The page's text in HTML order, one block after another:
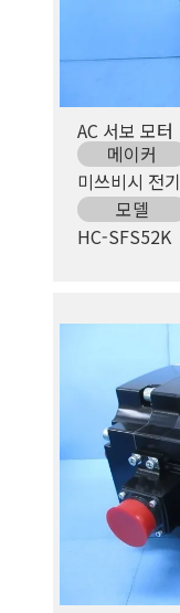
AC 서보 모터
메이커
미쓰비시 전기
모델
HC-SFS52K